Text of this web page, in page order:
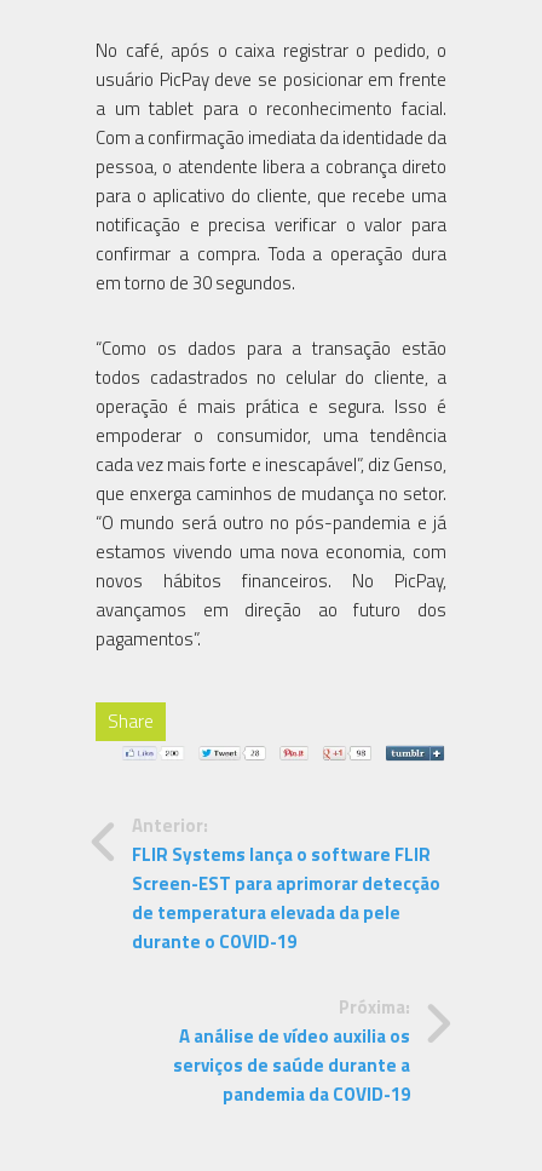
No café, após o caixa registrar o pedido, o
usuário PicPay deve se posicionar em frente
a um tablet para o reconhecimento facial.
Com a confirmação imediata da identidade da
pessoa, o atendente libera a cobrança direto
para o aplicativo do cliente, que recebe uma
notificação e precisa verificar o valor para
confirmar a compra. Toda a operação dura
em torno de 30 segundos.
“Como os dados para a transação estão
todos cadastrados no celular do cliente, a
operação é mais prática e segura. Isso é
empoderar o consumidor, uma tendência
cada vez mais forte e inescapável”, diz Genso,
que enxerga caminhos de mudança no setor.
“O mundo será outro no pós-pandemia e já
estamos vivendo uma nova economia, com
novos hábitos financeiros. No PicPay,
avançamos em direção ao futuro dos
pagamentos”.
Share
Anterior:
FLIR Systems lança o software FLIR
Screen-EST para aprimorar detecção
de temperatura elevada da pele
durante o COVID-19
Próxima:
A análise de vídeo auxilia os
serviços de saúde durante a
pandemia da COVID-19